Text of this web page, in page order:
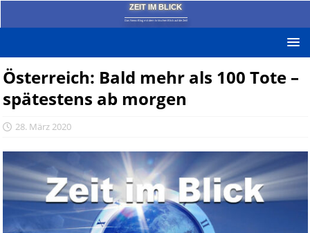
ZEIT IM BLICK
Das News-Blog mit dem kritischen Blick auf die Zeit!
Österreich: Bald mehr als 100 Tote –
spätestens ab morgen
28. März 2020